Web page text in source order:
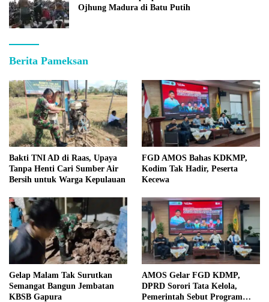
Ojhung Madura di Batu Putih
Berita Pameksan
Bakti TNI AD di Raas, Upaya
Tanpa Henti Cari Sumber Air
Bersih untuk Warga Kepulauan
FGD AMOS Bahas KDKMP,
Kodim Tak Hadir, Peserta
Kecewa
Gelap Malam Tak Surutkan
Semangat Bangun Jembatan
KBSB Gapura
AMOS Gelar FGD KDMP,
DPRD Sorori Tata Kelola,
Pemerintah Sebut Program